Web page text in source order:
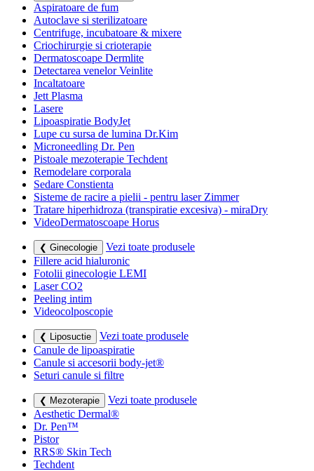
Aspiratoare de fum
Autoclave si sterilizatoare
Centrifuge, incubatoare & mixere
Criochirurgie si crioterapie
Dermatoscoape Dermlite
Detectarea venelor Veinlite
Incaltatoare
Jett Plasma
Lasere
Lipoaspiratie BodyJet
Lupe cu sursa de lumina Dr.Kim
Microneedling Dr. Pen
Pistoale mezoterapie Techdent
Remodelare corporala
Sedare Constienta
Sisteme de racire a pielii - pentru laser Zimmer
Tratare hiperhidroza (transpiratie excesiva) - miraDry
VideoDermatoscoape Horus
❮ Ginecologie
Vezi toate produsele
Fillere acid hialuronic
Fotolii ginecologie LEMI
Laser CO2
Peeling intim
Videocolposcopie
❮ Liposuctie
Vezi toate produsele
Canule de lipoaspiratie
Canule si accesorii body-jet®
Seturi canule si filtre
❮ Mezoterapie
Vezi toate produsele
Aesthetic Dermal®
Dr. Pen™
Pistor
RRS® Skin Tech
Techdent